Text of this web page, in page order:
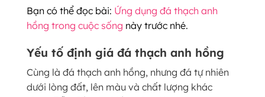
Bạn có thể đọc bài: Ứng dụng đá thạch anh
hồng trong cuộc sống này trước nhé.
Yếu tố định giá đá thạch anh hồng
Cùng là đá thạch anh hồng, nhưng đá tự nhiên
dưới lòng đất, lên màu và chất lượng khác